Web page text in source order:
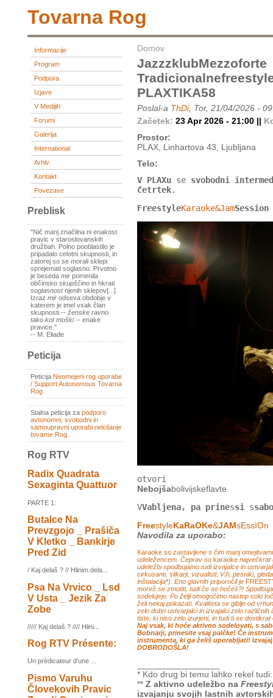
Tovarna Rog
Informacije
Program
Podpora
Izjave
V Medijih
Forumi
Galerija
International
Arhiv
Kontakt
Povezave
Preblisk
"Nič manj značilna ni enakost
pravic v staroslovanskih
družbah. Polno pooblastilo je
pripadalo celotni skupnosti, in
zatorej so se morali sklepi
sprejemati soglasno. Prvotno
je beseda mir pomenila
občinsko skupščino in hkrati
soglasnostnjenih sklepov[...]
Izraz mir odseva obdobje v
katerem je imel vsak član
skupnosti -- ženske ravno
tako kot moški-- enake
pravice."
-- M. Eliade
Peticija
Peticija Neomejeni rog uporabe
/ Support Autonomous Tovarna
Rog
Stalna peticija za podporo
avtonomni, svobodni in
samoupravni uporabi nekdanje
tovarne Rog
Rog RTV
Radix Quadrata
Sexaginta Quattuor
PARTE 1:
Butalce Na
Prevzgojo _ Prašiča
V Kletko _ Bankirje
Pred Zid
/ Kaj delaš ? // Hlinim dela...
Psa Na Vrvico _ Lsd
V Usta _ Jezik Za
Zobe
///// Kaj delaš ? //// Hlini...
Rog RTV Présente:
Un prédicateur d'une ...
Pismo Varuhu
Človekovih Pravic
Domov
JazzzklubMezzoforte
PLAXTIKA58
Poslal-a ThDi, Tor, 21/04/2026 -
Začetek: 23 Apr 2026 - 21:00 ||
Prostor:
PLAX, Linhartova 43, Ljubljana
Telo:
V PLAXu se svobodni
četrtek.
FreestyleKaraoke&JamSession
otvori
Nebojšabolivijskeflavte
VVabljena, pa prinessi s
FreestyleKaRaOKe&JAMsEssIOn
Navodila za uporabo:
Karaoke so zastavljene s čim manj
udeležencem. Čeprav so karaoke največkrat
udeležbi spodbujamo tudi izvajalce in
cirkusanti, slikarji, vizualisti, VJi, pesniki,
inštalacija*). Eno glavnih priporočil je
moreš se zmotiti, tudi če se hočeš?!
sodelujejo. Po želji omogočimo nastop solo
želi nekaj pokazati. Kvaliteta se giblje od
zelo dobri ustvarjalci in izvajalci zelo
tiste, ki niso zelo izurjeni, in tudi ti se
Naj vsak, ki hoče aktivno sodelovati, s
Bobnarji, prinesite vsaj palčke! Če
instrumenta, ki ga želiš uporabljati!
DOBRODOŠLA!
* Kdo drug bi temu lahko rekel
** Z aktivno udeležbo na
izvajanju svojih lastnih